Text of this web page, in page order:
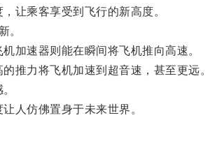
让乘客享受到飞行的新高度。
。
速器则能在瞬间将飞机推向高速。
力将飞机加速到超音速，甚至更远。
人仿佛置身于未来世界。